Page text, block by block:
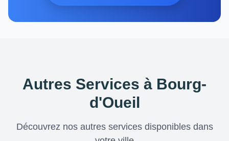
Autres Services à Bourg-
d'Oueil
Découvrez nos autres services disponibles dans